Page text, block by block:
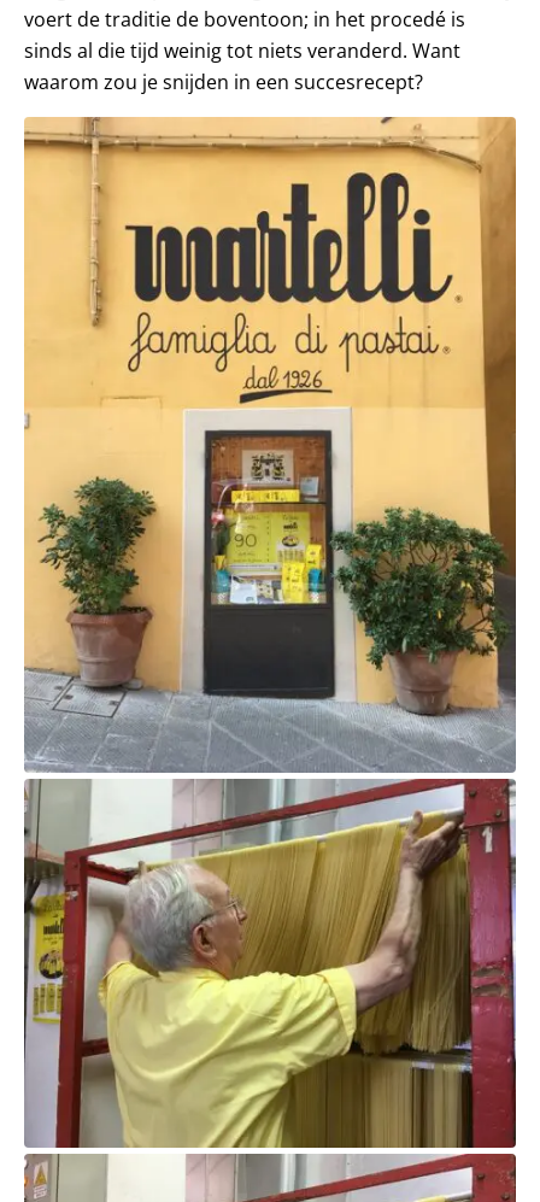
voert de traditie de boventoon; in het procedé is
sinds al die tijd weinig tot niets veranderd. Want
waarom zou je snijden in een succesrecept?